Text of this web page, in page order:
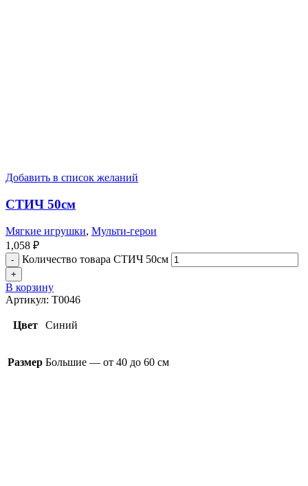
Добавить в список желаний
СТИЧ 50см
Мягкие игрушки, Мульти-герои
1,058 ₽
Количество товара СТИЧ 50см
В корзину
Артикул: T0046
Цвет Синий
Размер Большие — от 40 до 60 см